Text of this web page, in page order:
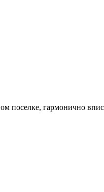
поселке, гармонично